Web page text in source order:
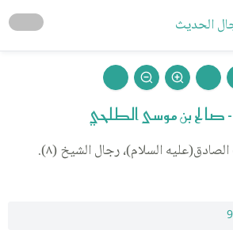
الحديث
السلام)، رجال الشيخ (٨).